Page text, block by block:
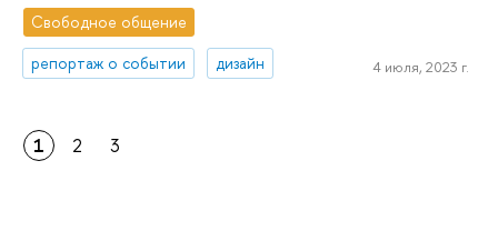
Свободное общение
репортаж о событии
дизайн 4 июля, 2023 г.
1 2 3